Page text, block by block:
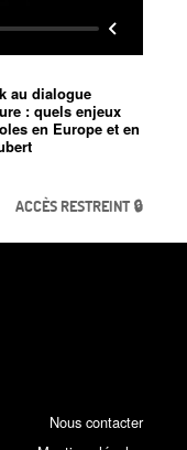
au dialogue
: quels enjeux
en Europe et en
ACCÈS RESTREINT 🔒
Nous contacter